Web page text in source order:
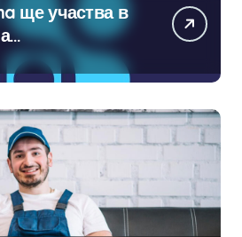
ще участва в
стандарти за